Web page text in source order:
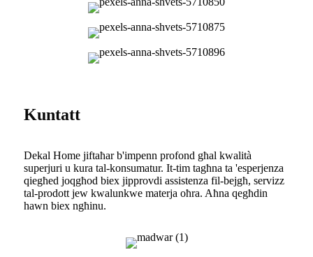
Kuntatt
Dekal Home jiftaħar b'impenn profond għal kwalità
superjuri u kura tal-konsumatur. It-tim tagħna ta 'esperjenza
qiegħed joqgħod biex jipprovdi assistenza fil-bejgħ, servizz
tal-prodott jew kwalunkwe materja oħra. Aħna qegħdin
hawn biex ngħinu.